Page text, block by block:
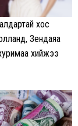
хос
Зендаяа
хийжээ